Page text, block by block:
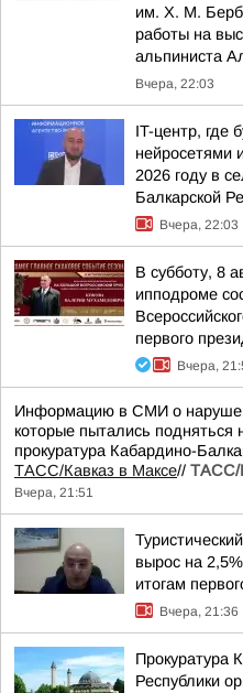
им. Х. М.
работы на
альпиниста
Вчера, 22:03
IT-центр, где
нейросетями
2026 году в
Балкарской
Вчера, 22:03
В субботу, 8
ипподроме
первого
Вчера,
Информацию в СМИ о
которые пытались подняться
прокуратура Кабардино-
ТАСС/Кавказ в Максе// ТАСС/
Вчера, 21:51
вырос на
итогам
Вчера, 21:36
Прокуратура
Республики